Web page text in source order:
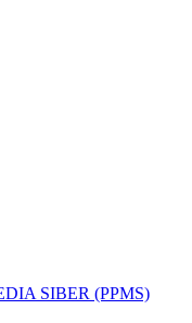
SIBER (PPMS)